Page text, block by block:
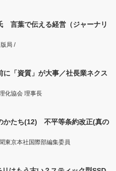
言葉で伝える経営（ジャーナリ
局 /
に「資質」が大事／社長業ネクス
化協会 理事長
かたち(12) 不平等条約改正(真の
東京本社国際部編集委員